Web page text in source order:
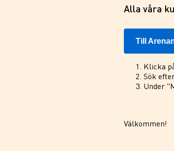
Alla våra
Till
Klicka
Sök
Under
Välkommen!